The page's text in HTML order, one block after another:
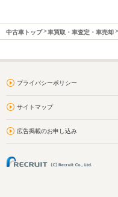
中古車トップ 車買取・車査定・車売却
プライバシーポリシー
サイトマップ
広告掲載のお申し込み